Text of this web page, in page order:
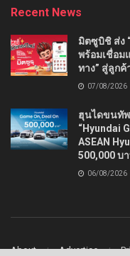
Recent News
มิตซูบิชิ ส่ง
พร้อมเชื่อม
ทาง” สู่ลูกค้
07/08/2026
ฮุนไดขนทั
“Hyundai
ASEAN
500,000 บ
06/08/2026
About Advertise